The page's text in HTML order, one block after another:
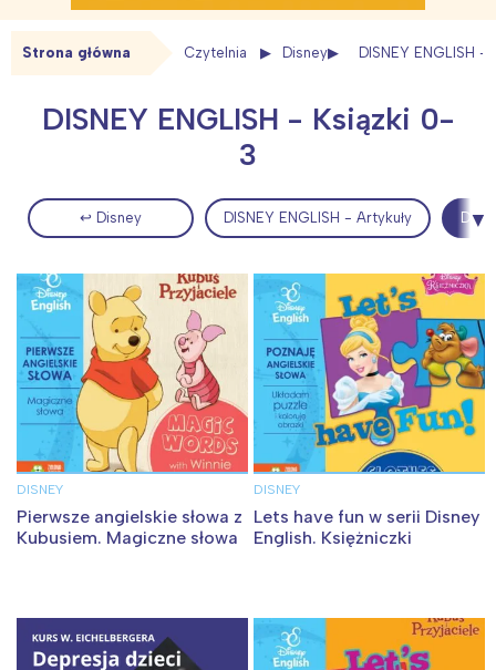
Strona główna Czytelnia Disney DISNEY ENGLISH
DISNEY ENGLISH - Ksiązki 0-
3
↩ Disney DISNEY ENGLISH - Artykuły
DISNEY
Pierwsze angielskie słowa z
Kubusiem. Magiczne słowa
DISNEY
Lets have fun w serii Disney
English. Księżniczki